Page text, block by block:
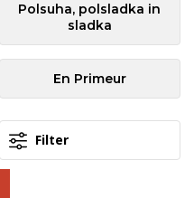
Polsuha, polsladka in
sladka
En Primeur
Filter